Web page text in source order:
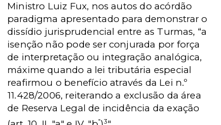
Ministro Luiz Fux, nos autos do acórdão
paradigma apresentado para demonstrar o
dissídio jurisprudencial entre as Turmas, “a
isenção não pode ser conjurada por força
de interpretação ou integração analógica,
máxime quando a lei tributária especial
reafirmou o benefício através da Lei n.º
11.428/2006, reiterando a exclusão da área
de Reserva Legal de incidência da exação
" 3